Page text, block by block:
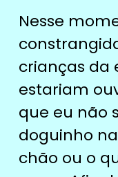
Nesse
crianças da
estariam
que eu não
doguinho
chão ou o